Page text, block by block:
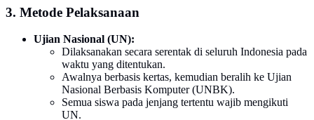
3. Metode Pelaksanaan
Ujian Nasional (UN):
Dilaksanakan secara serentak di seluruh Indonesia pada
waktu yang ditentukan.
Awalnya berbasis kertas, kemudian beralih ke Ujian
Nasional Berbasis Komputer (UNBK).
Semua siswa pada jenjang tertentu wajib mengikuti
UN.